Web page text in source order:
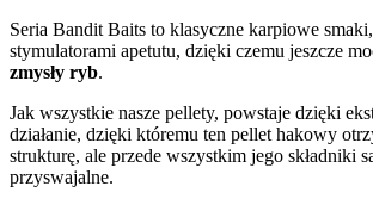
Seria Bandit Baits to klasyczne karpiowe
stymulatorami apetutu, dzięki czemu jeszcze
zmysły ryb.
Jak wszystkie nasze pellety, powstaje dzięki
działanie, dzięki któremu ten pellet hakowy
strukturę, ale przede wszystkim jego składniki
przyswajalne.